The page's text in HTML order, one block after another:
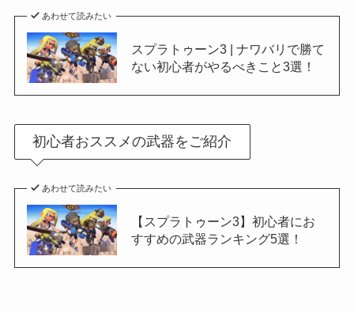
あわせて読みたい
スプラトゥーン3 | ナワバリで勝て
ない初心者がやるべきこと3選！
初心者おススメの武器をご紹介
あわせて読みたい
【スプラトゥーン3】初心者にお
すすめの武器ランキング5選！